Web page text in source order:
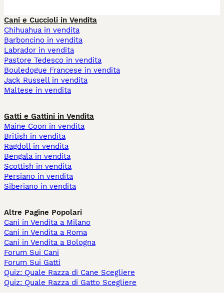
Cani e Cuccioli in Vendita
Chihuahua in vendita
Barboncino in vendita
Labrador in vendita
Pastore Tedesco in vendita
Bouledogue Francese in vendita
Jack Russell in vendita
Maltese in vendita
Gatti e Gattini in Vendita
Maine Coon in vendita
British in vendita
Ragdoll in vendita
Bengala in vendita
Scottish in vendita
Persiano in vendita
Siberiano in vendita
Altre Pagine Popolari
Cani in Vendita a Milano
Cani in Vendita a Roma
Cani in Vendita a Bologna
Forum Sui Cani
Forum Sui Gatti
Quiz: Quale Razza di Cane Scegliere
Quiz: Quale Razza di Gatto Scegliere